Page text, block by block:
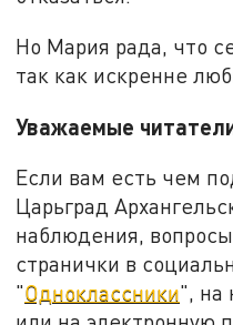
Но Мария рада, что
так как искренне
Уважаемые
Если вам есть чем
Царьград
наблюдения,
странички в
"Одноклассники", на